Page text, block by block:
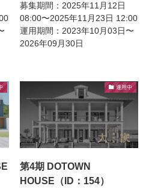
募集期間：2025年11月12日
08:00〜2025年11月23日 12:00
運用期間：2023年10月03日〜
2026年09月30日
運用中
第4期 DOTOWN
HOUSE（ID：154）